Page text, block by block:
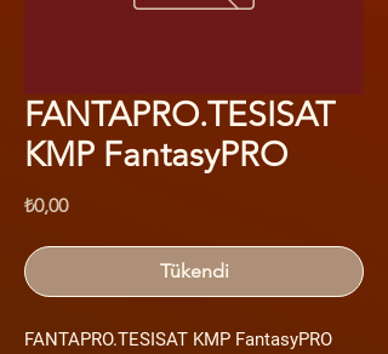
FANTAPRO.TESISAT
KMP FantasyPRO
₺0,00Fiyat
Tükendi
FANTAPRO.TESISAT KMP FantasyPRO